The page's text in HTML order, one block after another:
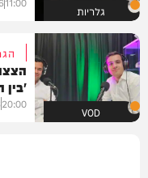
גלריות
VOD
'בין
20:00